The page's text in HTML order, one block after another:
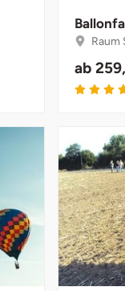
Raum
ab